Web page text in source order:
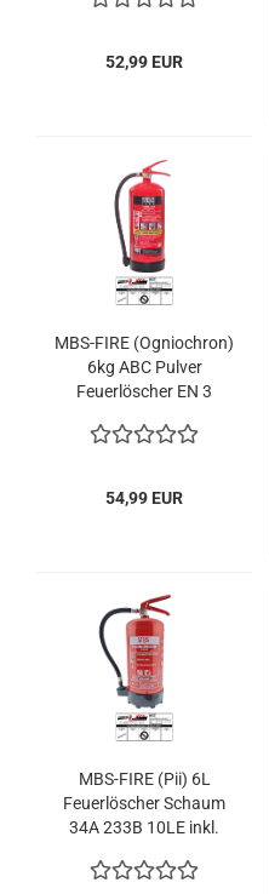
52,99 EUR
MBS-FIRE (Ogniochron)
6kg ABC Pulver
Feuerlöscher EN 3
inkl. Plakette
54,99 EUR
MBS-FIRE (Pii) 6L
Feuerlöscher Schaum
34A 233B 10LE inkl.